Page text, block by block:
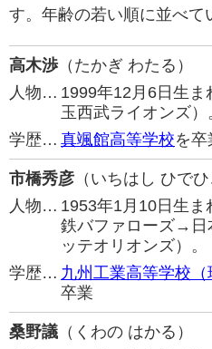
す。年齢の若い順に並べて
高木渉（たかぎ わたる）
人物… 1999年12月6日生
玉西武ライオンズ）
学歴… 真颯館高等学校を卒
市橋秀彦 （いちはし ひでひ
人物… 1953年1月10日生
鉄バファローズ→日
ッテオリオンズ）。
学歴… 九州工業高等学校（
卒業
桑野議 （くわの はかる）